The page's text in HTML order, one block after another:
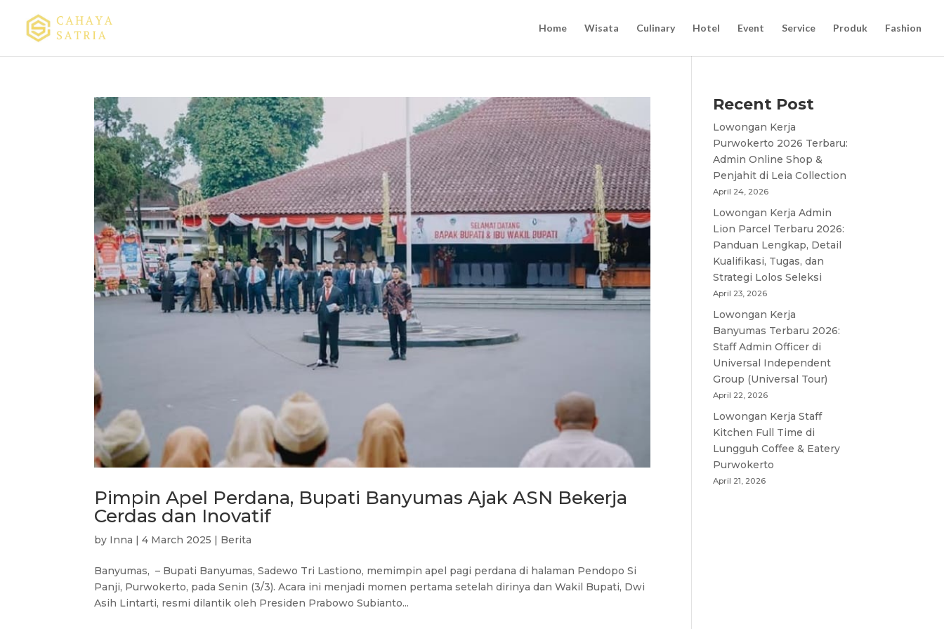
Home Wisata Culinary Hotel Event Service Produk Fashion
Pimpin Apel Perdana, Bupati Banyumas Ajak ASN Bekerja
Cerdas dan Inovatif
by Inna |4 March 2025 | Berita
Banyumas, – Bupati Banyumas, Sadewo Tri Lastiono, memimpin apel pagi perdana di halaman Pendopo Si
Panji, Purwokerto, pada Senin (3/3). Acara ini menjadi momen pertama setelah dirinya dan Wakil Bupati, Dwi
Asih Lintarti, resmi dilantik oleh Presiden Prabowo Subianto...
Recent Post
Lowongan Kerja
Purwokerto 2026 Terbaru:
Admin Online Shop &
Penjahit di Leia Collection
April 24, 2026
Lowongan Kerja Admin
Lion Parcel Terbaru 2026:
Panduan Lengkap, Detail
Kualifikasi, Tugas, dan
Strategi Lolos Seleksi
April 23, 2026
Lowongan Kerja
Banyumas Terbaru 2026:
Staff Admin Officer di
Universal Independent
Group (Universal Tour)
April 22, 2026
Lowongan Kerja Staff
Kitchen Full Time di
Lungguh Coffee & Eatery
Purwokerto
April 21, 2026